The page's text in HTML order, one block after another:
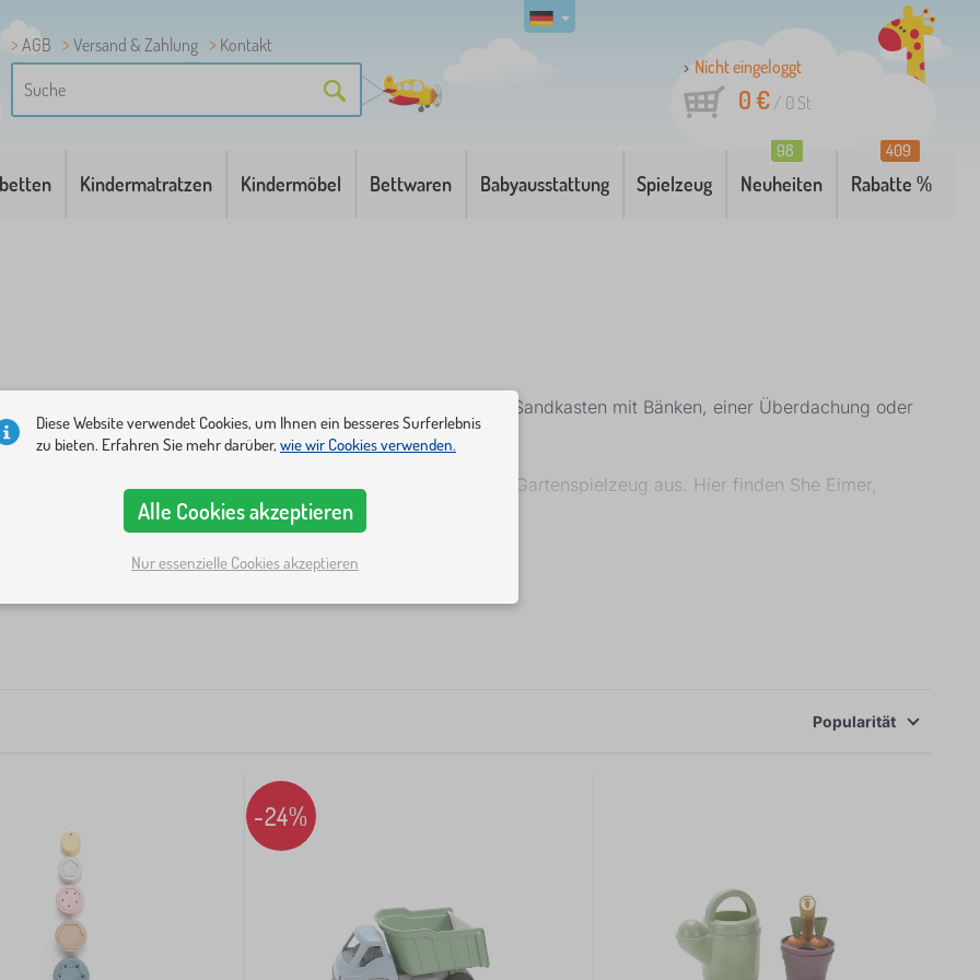
AGB Versand & Zahlung
Kontakt
Nicht eingeloggt
0 €/ 0 St
Kindermatratzen Kindermöbel Bettwaren Babyausstattung Spielzeug Neuheiten
98
Rabatte %
409
Ausführungen und Größen auswählen. Wir bieten einen Sandkasten mit Bänken, einer Überdachung oder
She diese ganz nach Ihren Vorstellungen mit Sand- und Gartenspielzeug aus. Hier finden She Eimer,
She sich einen Sandkasten und Zubehör dafür. Kinder können sich im Frühling, Sommer und Herbst in den
-24%
Diese Website verwendet Cookies, um Ihnen ein besseres Surferlebnis
zu bieten. Erfahren Sie mehr darüber, wie wir Cookies verwenden.
Alle Cookies akzeptieren
Nur essenzielle Cookies akzeptieren